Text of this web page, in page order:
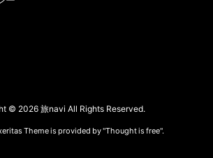
© 2026 旅navi All Rights Reserved.
Theme is provided by "Thought is free".